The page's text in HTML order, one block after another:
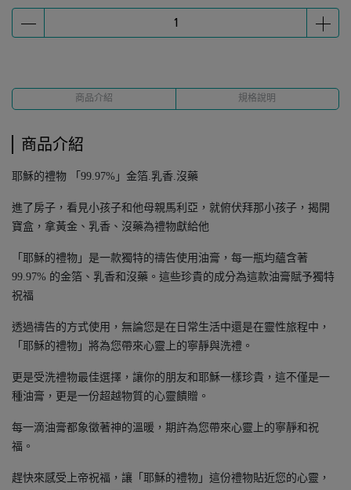
商品介紹 規格說明
商品介紹
耶穌的禮物 「99.97%」金箔.乳香.沒藥
進了房子，看見小孩子和他母親馬利亞，就俯伏拜那小孩子，揭開
寶盒，拿黃金、乳香、沒藥為禮物獻給他
「耶穌的禮物」是一款獨特的禱告使用油膏，每一瓶均蘊含著
99.97% 的金箔、乳香和沒藥。這些珍貴的成分為這款油膏賦予獨特
祝福
透過禱告的方式使用，無論您是在日常生活中還是在靈性旅程中，
「耶穌的禮物」將為您帶來心靈上的寧靜與洗禮。
更是受洗禮物最佳選擇，讓你的朋友和耶穌一樣珍貴，這不僅是一
種油膏，更是一份超越物質的心靈饋贈。
每一滴油膏都象徵著神的溫暖，期許為您帶來心靈上的寧靜和祝
福。
趕快來感受上帝祝福，讓「耶穌的禮物」這份禮物貼近您的心靈，